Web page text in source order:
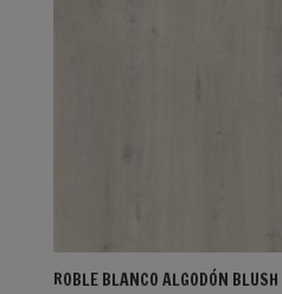
ROBLE BLANCO ALGODÓN